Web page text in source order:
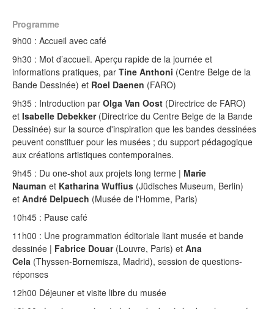
Programme
9h00 : Accueil avec café
9h30 : Mot d’accueil. Aperçu rapide de la journée et
informations pratiques, par Tine Anthoni (Centre Belge de la
Bande Dessinée) et Roel Daenen (FARO)
9h35 : Introduction par Olga Van Oost (Directrice de FARO)
et Isabelle Debekker(Directrice du Centre Belge de la Bande
Dessinée) sur la source d'inspiration que les bandes dessinées
peuvent constituer pour les musées ; du support pédagogique
aux créations artistiques contemporaines.
9h45 : Du one-shot aux projets long terme | Marie
Nauman et Katharina Wuffius (Jüdisches Museum, Berlin)
et André Delpuech (Musée de l'Homme, Paris)
10h45 : Pause café
11h00 : Une programmation éditoriale liant musée et bande
dessinée | Fabrice Douar (Louvre, Paris) et Ana
Cela (Thyssen-Bornemisza, Madrid), session de questions-
réponses
12h00 Déjeuner et visite libre du musée